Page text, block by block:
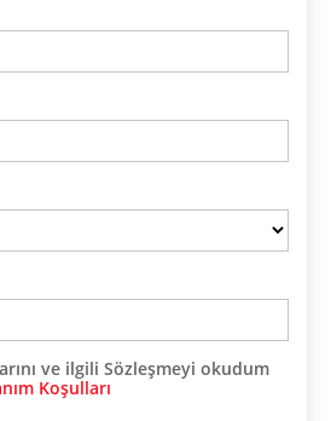
ve ilgili Sözleşmeyi okudum
Koşulları